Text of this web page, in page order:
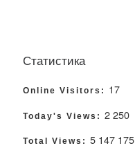
Статистика
Online Visitors: 17
Today's Views: 2 250
Total Views: 5 147 175